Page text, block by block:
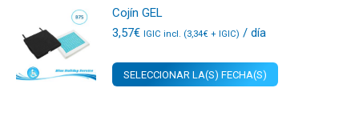
Cojín GEL
3,57€ IGIC incl. (3,34€ + IGIC) / día
SELECCIONAR LA(S) FECHA(S)